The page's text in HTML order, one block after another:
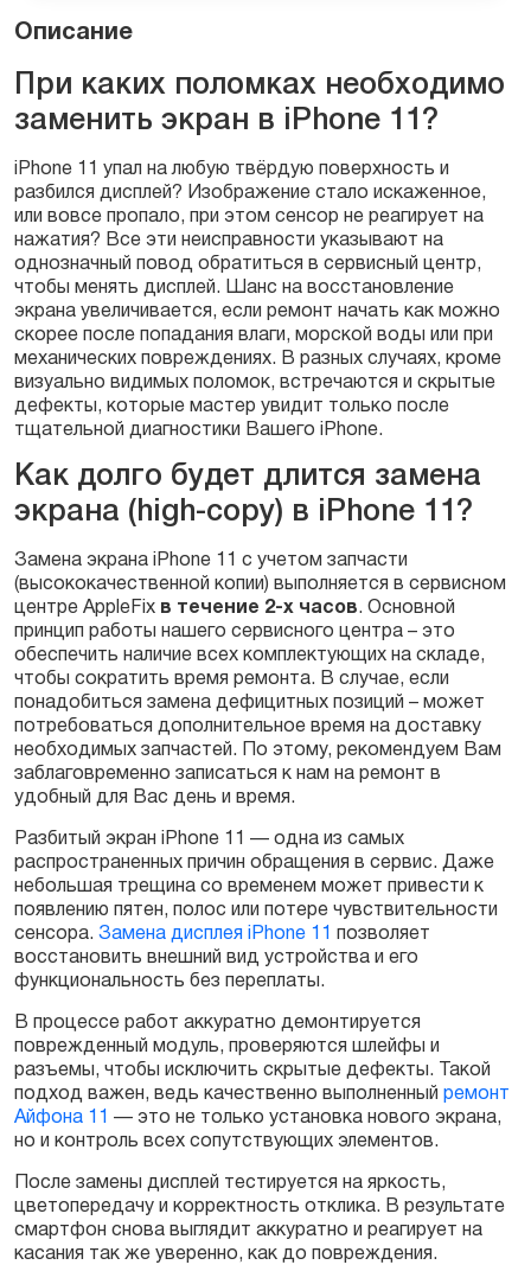
Описание
При каких поломках необходимо
заменить экран в iPhone 11?
iPhone 11 упал на любую твёрдую поверхность и
разбился дисплей? Изображение стало искаженное,
или вовсе пропало, при этом сенсор не реагирует на
нажатия? Все эти неисправности указывают на
однозначный повод обратиться в сервисный центр,
чтобы менять дисплей. Шанс на восстановление
экрана увеличивается, если ремонт начать как можно
скорее после попадания влаги, морской воды или при
механических повреждениях. В разных случаях, кроме
визуально видимых поломок, встречаются и скрытые
дефекты, которые мастер увидит только после
тщательной диагностики Вашего iPhone.
Как долго будет длится замена
экрана (high-copy) в iPhone 11?
Замена экрана iPhone 11 с учетом запчасти
(высококачественной копии) выполняется в сервисном
центре AppleFix в течение 2-х часов. Основной
принцип работы нашего сервисного центра – это
обеспечить наличие всех комплектующих на складе,
чтобы сократить время ремонта. В случае, если
понадобиться замена дефицитных позиций – может
потребоваться дополнительное время на доставку
необходимых запчастей. По этому, рекомендуем Вам
заблаговременно записаться к нам на ремонт в
удобный для Вас день и время.
Разбитый экран iPhone 11 — одна из самых
распространенных причин обращения в сервис. Даже
небольшая трещина со временем может привести к
появлению пятен, полос или потере чувствительности
сенсора. Замена дисплея iPhone 11 позволяет
восстановить внешний вид устройства и его
функциональность без переплаты.
В процессе работ аккуратно демонтируется
поврежденный модуль, проверяются шлейфы и
разъемы, чтобы исключить скрытые дефекты. Такой
подход важен, ведь качественно выполненный ремонт
Айфона 11 — это не только установка нового экрана,
но и контроль всех сопутствующих элементов.
После замены дисплей тестируется на яркость,
цветопередачу и корректность отклика. В результате
смартфон снова выглядит аккуратно и реагирует на
касания так же уверенно, как до повреждения.